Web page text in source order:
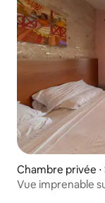
Chambre privée ⋅
Vue imprenable